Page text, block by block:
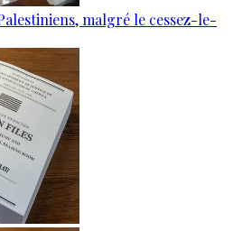
malgré le cessez-le-